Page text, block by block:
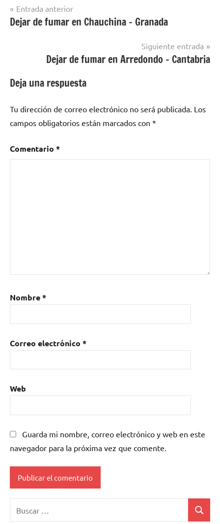
Dejar
Navegación
de
Entrada anterior
Dejar de fumar en Chauchina – Granada
Siguiente entrada
Dejar de fumar en Arredondo – Cantabria
Deja una respuesta
Tu dirección de correo electrónico no será publicada. Los
campos obligatorios están marcados con *
Comentario *
Nombre*
Correo electrónico *
Web
Guarda mi nombre, correo electrónico y web en este
navegador para la próxima vez que comente.
Buscar